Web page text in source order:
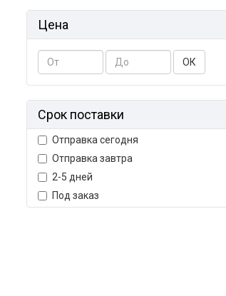
Цена
ОК
Срок поставки
Отправка сегодня
Отправка завтра
2-5 дней
Под заказ